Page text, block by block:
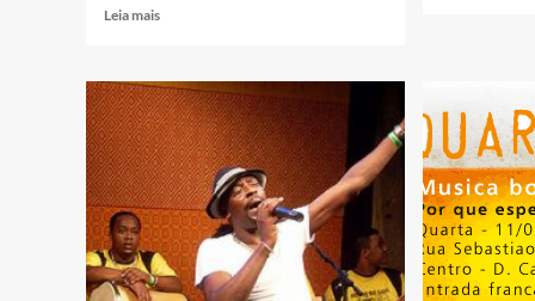
Leia maisRead
Cineclube
Mate
Com
Angu
apresenta
sessão
Batalha
–
Utopias
Cotidianas